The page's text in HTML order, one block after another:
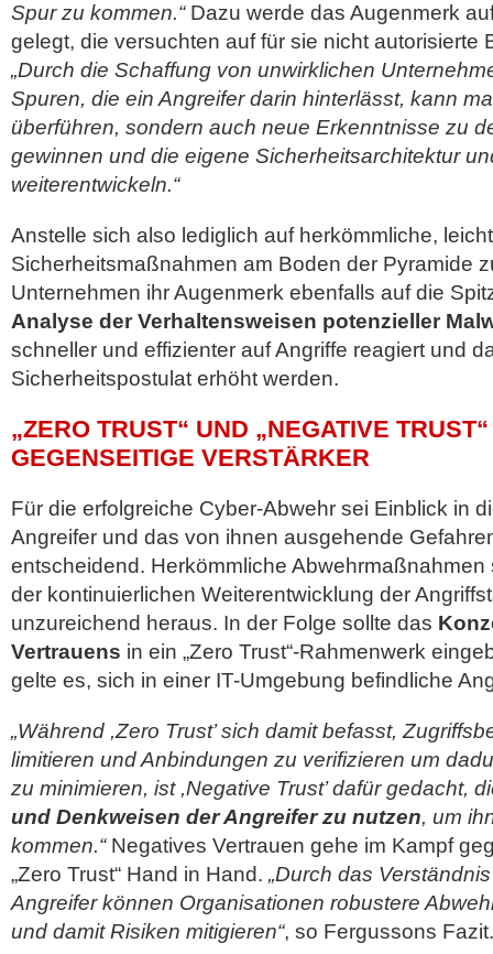
Spur zu kommen.“Dazu werde das Augenmerk
gelegt, die versuchten auf für sie nicht autorisierte
„Durch die Schaffung von unwirklichen
Spuren, die ein Angreifer darin hinterlässt, kann
überführen, sondern auch neue Erkenntnisse zu
gewinnen und die eigene Sicherheitsarchitektur
weiterentwickeln.“
Anstelle sich also lediglich auf herkömmliche,
Sicherheitsmaßnahmen am Boden der Pyramide
Unternehmen ihr Augenmerk ebenfalls auf die
Analyse der Verhaltensweisen potenzieller
schneller und effizienter auf Angriffe reagiert und
Sicherheitspostulat erhöht werden.
„ZERO TRUST“ UND „NEGATIVE
GEGENSEITIGE VERSTÄRKER
Für die erfolgreiche Cyber-Abwehr sei Einblick in
Angreifer und das von ihnen ausgehende
entscheidend. Herkömmliche
der kontinuierlichen Weiterentwicklung der
unzureichend heraus. In der Folge sollte das
Vertrauens in ein „Zero Trust“-Rahmenwerk
gelte es, sich in einer IT-Umgebung befindliche
„Während ,Zero Trust’ sich damit befasst,
limitieren und Anbindungen zu verifizieren um
zu minimieren, ist ,Negative Trust’ dafür gedacht,
und Denkweisen der Angreifer zu nutzen, um
kommen.“Negatives Vertrauen gehe im Kampf
„Zero Trust“ Hand in Hand. „Durch das
Angreifer können Organisationen robustere
und damit Risiken mitigieren“, so Fergussons Fazit.